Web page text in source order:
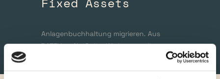
Anlagenbuchhaltung migrieren. Aus
DATEV zu NetSuite. Wir kennen die